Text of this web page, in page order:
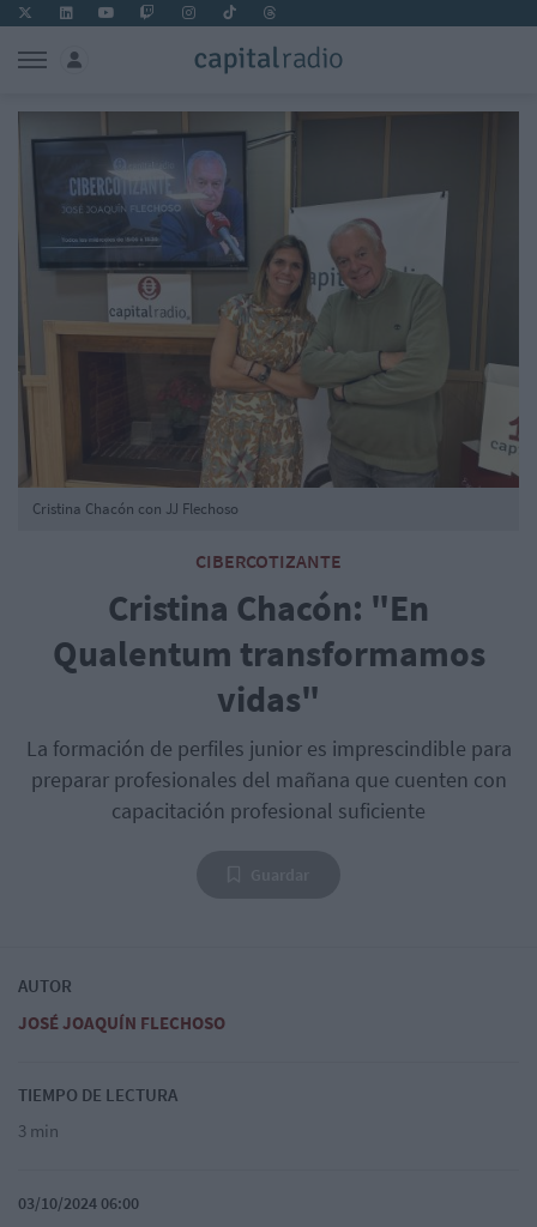
CIBERCOTIZANTE
Cristina Chacón: "En
Qualentum transformamos
vidas"
La formación de perfiles junior es imprescindible para
preparar profesionales del mañana que cuenten con
capacitación profesional suficiente
Cristina Chacón con JJ Flechoso
AUTOR
JOSÉ JOAQUÍN FLECHOSO
TIEMPO DE LECTURA
3 min
03/10/2024 06:00